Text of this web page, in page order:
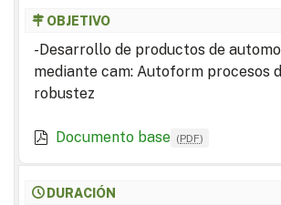
OBJETIVO
-Desarrollo de productos de
mediante cam: Autoform procesos
robustez
Documento base (PDF)
DURACIÓN